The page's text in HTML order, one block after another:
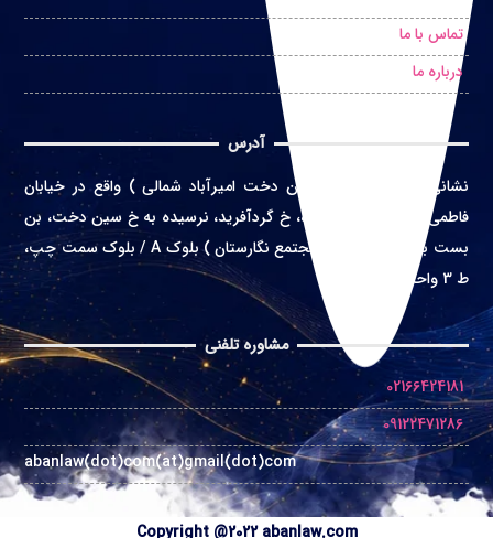
تماس با ما
درباره ما
آدرس
نشانی
تهران ( محله سین دخت امیرآباد شمالی ) واقع در خیابان
فاطمی غربی، خ اعتماد زاده، خ گردآفرید، نرسیده به خ سین دخت، بن
بست بهشت، پلاک 4 ( مجتمع نگارستان ) بلوک A / بلوک سمت چپ،
ط 3 واحد 10
مشاوره تلفنی
02166424181
09122471286
abanlaw(dot)com(at)gmail(dot)com
Copyright @2022 abanlaw.com